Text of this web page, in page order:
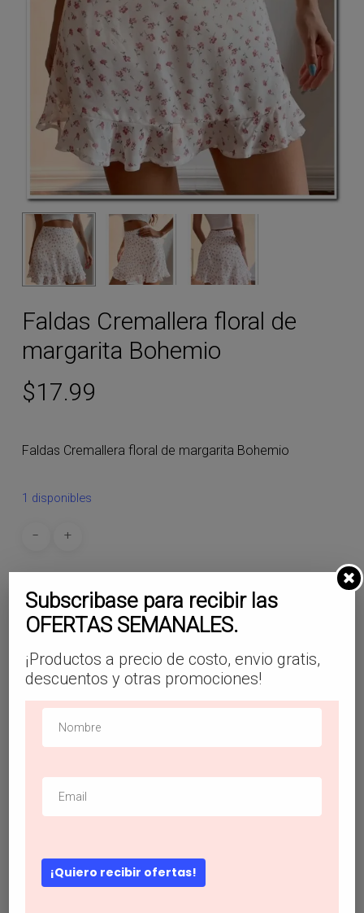
Faldas Cremallera floral de
margarita Bohemio
$17.99
Faldas Cremallera floral de margarita Bohemio
1 disponibles
Añadir Al Carrito
SKU:
FL12
Categoría:Faldas
Etiquetas:#faldadecuadros,#faldadecuadrosshein,
#faldaelegante,#faldaeleganteshein,#faldas,
#faldascortasshein
#faldasdemodashein,#faldaslargasdemoda,
#sheinmorazan,#sheinofficial,#sheinsanmiguel
Descripción
Subscribase para recibir las
OFERTAS SEMANALES.
¡Productos a precio de costo, envio gratis,
descuentos y otras promociones!
¡Quiero recibir ofertas!